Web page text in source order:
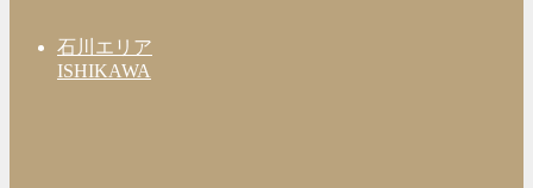
石川エリア
ISHIKAWA